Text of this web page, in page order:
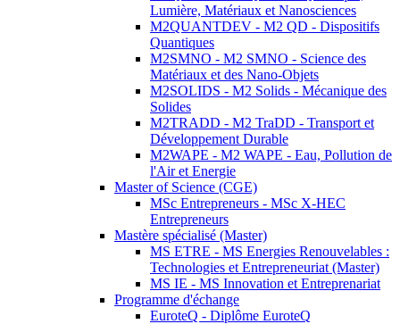
Lumière, Matériaux et Nanosciences
M2QUANTDEV - M2 QD - Dispositifs
Quantiques
M2SMNO - M2 SMNO - Science des
Matériaux et des Nano-Objets
M2SOLIDS - M2 Solids - Mécanique des
Solides
M2TRADD - M2 TraDD - Transport et
Développement Durable
M2WAPE - M2 WAPE - Eau, Pollution de
l'Air et Energie
Master of Science (CGE)
MSc Entrepreneurs - MSc X-HEC
Entrepreneurs
Mastère spécialisé (Master)
MS ETRE - MS Energies Renouvelables :
Technologies et Entrepreneuriat (Master)
MS IE - MS Innovation et Entreprenariat
Programme d'échange
EuroteQ - Diplôme EuroteQ